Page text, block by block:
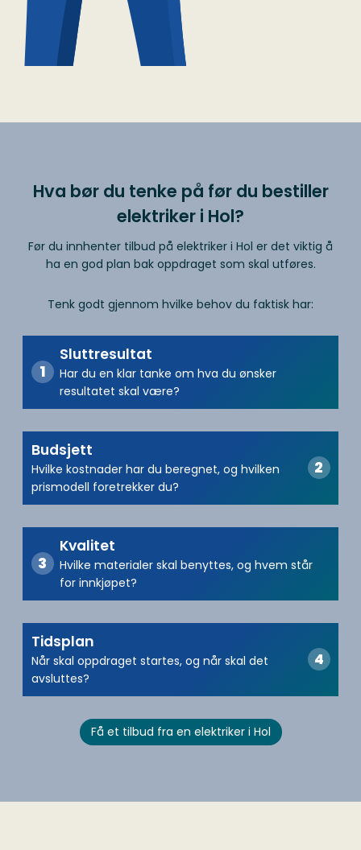
Hva bør du tenke på før du bestiller
elektriker i Hol?
Før du innhenter tilbud på elektriker i Hol er det viktig å
ha en god plan bak oppdraget som skal utføres.
Tenk godt gjennom hvilke behov du faktisk har:
Sluttresultat
Har du en klar tanke om hva du ønsker
resultatet skal være?
Budsjett
Hvilke kostnader har du beregnet, og hvilken
prismodell foretrekker du?
Kvalitet
Hvilke materialer skal benyttes, og hvem står
for innkjøpet?
Tidsplan
Når skal oppdraget startes, og når skal det
avsluttes?
Få et tilbud fra en elektriker i Hol